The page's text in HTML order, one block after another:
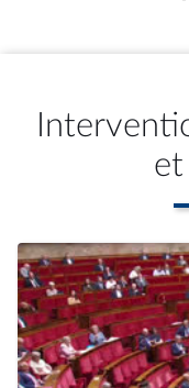
et